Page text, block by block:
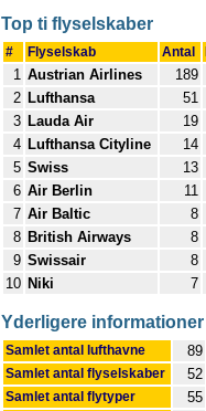
Top ti flyselskaber
# Flyselskab Antal
1 Austrian Airlines 189
2 Lufthansa 51
3 Lauda Air 19
4 Lufthansa Cityline 14
5 Swiss 13
6 Air Berlin 11
7 Air Baltic 8
8 British Airways 8
9 Swissair 8
10 Niki 7
Yderligere informationer
Samlet antal lufthavne 89
Samlet antal flyselskaber 52
Samlet antal flytyper 55